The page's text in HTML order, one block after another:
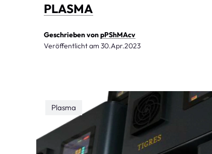
PLASMA
Geschrieben vonpPShMAcv
Veröffentlicht am 30.Apr.2023
Plasma